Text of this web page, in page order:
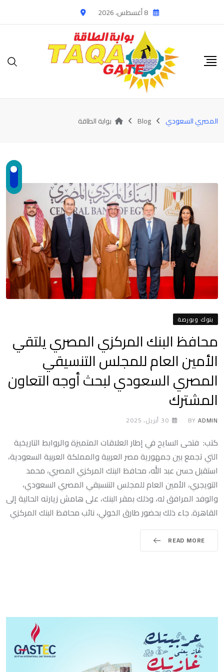
to
8 أغسطس، 2026
المصري السعودي Blog بوابة الطاقة
بنوك وبورصة
محافظ البنك المركزي المصري يلتقي
الأمين العام للمجلس التنسيقي
المصري السعودي لبحث أوجه التعاون
المشترك
BY ADMIN 30 أبريل، 2025
كتب: فتحى السايح في إطار العلاقات المتميزة والروابط التاريخية
التي تجمع بين جمهورية مصر العربية والمملكة العربية السعودية،
استقبل حسن عبد الله، محافظ البنك المركزي المصري، محمد
التويجري، الأمين العام للمجلس التنسيقي المصري السعودي،
والوفد المرافق له، وذلك بمقر البنك، على هامش زيارته الحالية إلى
القاهرة. جاء ذلك بحضور طارق الخولي، نائب محافظ البنك المركزي
READ MORE